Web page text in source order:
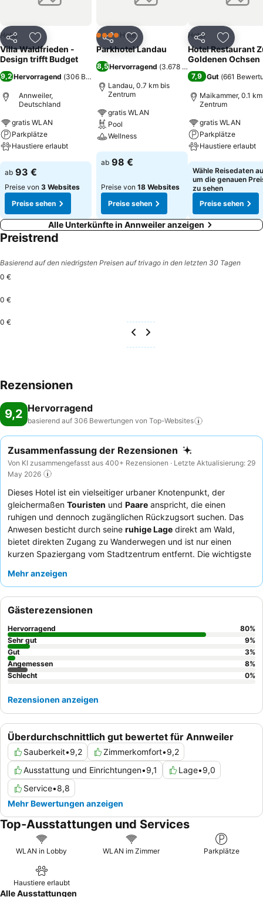
Verbindungstür/nebeneinanderliegende Zimmer. Bitte wenden Sie
Sie auf der Buchungsbestätigung.
Teilen Zu Favoriten hinzufügen
Hotel
Villa Waldfrieden -
Design trifft Budget
9,2Hervorragend (306 Bewertungen
Annweiler,
Deutschland
gratis WLAN
Parkplätze
Haustiere erlaubt
Preise sehen
ab 93 €
Preise von 3 Websites
Preise sehen
Teilen Zu Favoriten hinzufügen
4 SterneHotel
Parkhotel Landau
8,5Hervorragend (3.678 Bewertungen
Landau, 0.7 km bis
Zentrum
gratis WLAN
Pool
Wellness
Preise sehen
ab 98 €
Preise von 18 Websites
Preise sehen
Teilen Zu
Hotel
Hotel Restaurant
Goldenen Ochsen
7,9 Gut (661
Maikammer, 0.1
Zentrum
gratis WLAN
Parkplätze
Haustiere erlaubt
Preise sehen
Wähle Reisedaten
um die genauen
zu sehen
Preise sehen
Alle Unterkünfte in Annweiler anzeigen
Preistrend
Basierend auf den niedrigsten Preisen auf trivago in den letzten 30 Tagen
0 €
0 €
0 €
Rezensionen
9,2 Hervorragend
basierend auf 306 Bewertungen von Top-Websites
Zusammenfassung der Rezensionen
Von KI zusammengefasst aus 400+ Rezensionen · Letzte Aktualisierung: 29
May 2026
Dieses Hotel ist ein vielseitiger urbaner Knotenpunkt, der
gleichermaßen Touristen und Paare anspricht, die einen
ruhigen und dennoch zugänglichen Rückzugsort suchen. Das
Anwesen besticht durch seine ruhige Lage direkt am Wald,
bietet direkten Zugang zu Wanderwegen und ist nur einen
kurzen Spaziergang vom Stadtzentrum entfernt. Die wichtigste
hervorragende Ausstattung und den kostenlosen Kaffee gelobt
aufmerksamen und hilfsbereiten Service
sowie das reichhaltige und abwechslungsreiche
Frühstücksbuffet. Für einen ruhigeren Aufenthalt wählen Sie ein
Zimmer mit Gartenblick oder eigener Terrasse.
Mehr anzeigen
Überdurchschnittlich gut bewertet für Annweiler
Sauberkeit•9,2 Zimmerkomfort•9,2
Ausstattung und Einrichtungen•9,1 Lage•9,0
Service•8,8
Mehr Bewertungen anzeigen
Gästerezensionen
Hervorragend 80%
Sehr gut
9%
Gut
3%
Angemessen
8%
Schlecht
0%
Rezensionen anzeigen
Top-Ausstattungen und Services
WLAN in Lobby WLAN im Zimmer Parkplätze
Haustiere erlaubt
Alle Ausstattungen